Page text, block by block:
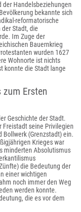
der Handelsbeziehungen
bekannte sich
reformatorische
Stadt, die
Im Zuge der
Bauernkrieg
wurden 1627
Wohnorte ist nichts
konnte die Stadt lange
Ersten
Geschichte der Stadt.
Freistadt seine Privilegien
(Grenzstadt) ein.
Krieges war
minderten Absolutismus
die Bedeutung der
einer wichtigen
noch immer den Weg
werden konnte.
die es vor dem